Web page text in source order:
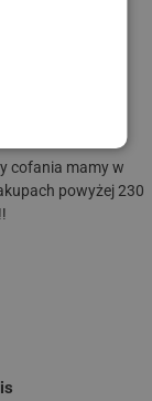
cofania mamy w
powyżej 230